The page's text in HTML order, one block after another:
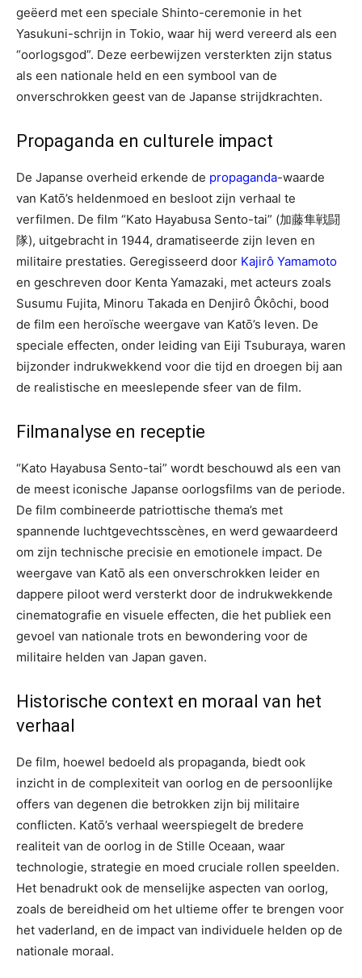
geëerd met een speciale Shinto-ceremonie in het
Yasukuni-schrijn in Tokio, waar hij werd vereerd als een
“oorlogsgod”. Deze eerbewijzen versterkten zijn status
als een nationale held en een symbool van de
onverschrokken geest van de Japanse strijdkrachten.
Propaganda en culturele impact
De Japanse overheid erkende de propaganda-waarde
van Katō’s heldenmoed en besloot zijn verhaal te
verfilmen. De film “Kato Hayabusa Sento-tai” (加藤隼戦闘
隊), uitgebracht in 1944, dramatiseerde zijn leven en
militaire prestaties. Geregisseerd door Kajirô Yamamoto
en geschreven door Kenta Yamazaki, met acteurs zoals
Susumu Fujita, Minoru Takada en Denjirô Ôkôchi, bood
de film een heroïsche weergave van Katō’s leven. De
speciale effecten, onder leiding van Eiji Tsuburaya, waren
bijzonder indrukwekkend voor die tijd en droegen bij aan
de realistische en meeslepende sfeer van de film.
Filmanalyse en receptie
“Kato Hayabusa Sento-tai” wordt beschouwd als een van
de meest iconische Japanse oorlogsfilms van de periode.
De film combineerde patriottische thema’s met
spannende luchtgevechtsscènes, en werd gewaardeerd
om zijn technische precisie en emotionele impact. De
weergave van Katō als een onverschrokken leider en
dappere piloot werd versterkt door de indrukwekkende
cinematografie en visuele effecten, die het publiek een
gevoel van nationale trots en bewondering voor de
militaire helden van Japan gaven.
Historische context en moraal van het
verhaal
De film, hoewel bedoeld als propaganda, biedt ook
inzicht in de complexiteit van oorlog en de persoonlijke
offers van degenen die betrokken zijn bij militaire
conflicten. Katō’s verhaal weerspiegelt de bredere
realiteit van de oorlog in de Stille Oceaan, waar
technologie, strategie en moed cruciale rollen speelden.
Het benadrukt ook de menselijke aspecten van oorlog,
zoals de bereidheid om het ultieme offer te brengen voor
het vaderland, en de impact van individuele helden op de
nationale moraal.